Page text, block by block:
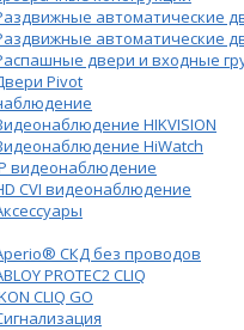
автоматические
автоматические
двери и входные
Pivot
HIKVISION
HiWatch
видеонаблюдение
CVI видеонаблюдение
СКД без проводов
PROTEC2 CLIQ
CLIQ GO